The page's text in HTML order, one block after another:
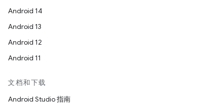
Android 14
Android 13
Android 12
Android 11
文档和下载
Android Studio 指南